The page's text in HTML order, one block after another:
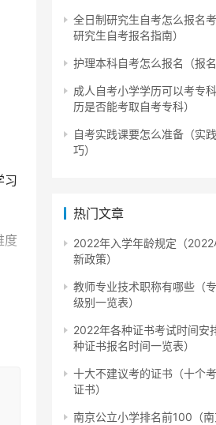
习
度
全日制研究生自考怎么报名
研究生自考报名指南）
护理本科自考怎么报名（报名
成人自考小学学历可以考专
历是否能考取自考专科）
自考实践课要怎么准备（实
巧）
热门文章
2022年入学年龄规定（
新政策）
教师专业技术职称有哪些（
级别一览表）
2022年各种证书考试时间安
种证书报名时间一览表）
十大不建议考的证书（十个
证书）
南京公立小学排名前100（